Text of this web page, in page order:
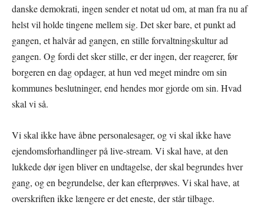
danske demokrati, ingen sender et notat ud om, at man fra nu af
helst vil holde tingene mellem sig. Det sker bare, et punkt ad
gangen, et halvår ad gangen, en stille forvaltningskultur ad
gangen. Og fordi det sker stille, er der ingen, der reagerer, før
borgeren en dag opdager, at hun ved meget mindre om sin
kommunes beslutninger, end hendes mor gjorde om sin. Hvad
skal vi så.
Vi skal ikke have åbne personalesager, og vi skal ikke have
ejendomsforhandlinger på live-stream. Vi skal have, at den
lukkede dør igen bliver en undtagelse, der skal begrundes hver
gang, og en begrundelse, der kan efterprøves. Vi skal have, at
overskriften ikke længere er det eneste, der står tilbage.